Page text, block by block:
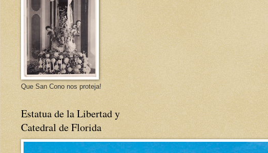
Que San Cono nos proteja!
Estatua de la Libertad y
Catedral de Florida